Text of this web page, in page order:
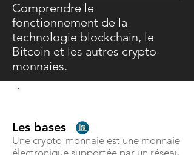
Comprendre le
fonctionnement de la
technologie blockchain, le
Bitcoin et les autres crypto-
monnaies.
Les bases
Une crypto-monnaie est une monnaie
électronique supportée par un réseau